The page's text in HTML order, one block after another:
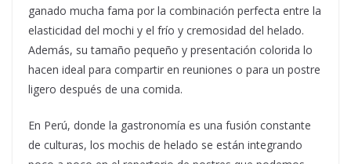
ganado mucha fama por la combinación perfecta entre la
elasticidad del mochi y el frío y cremosidad del helado.
Además, su tamaño pequeño y presentación colorida lo
hacen ideal para compartir en reuniones o para un postre
ligero después de una comida.
En Perú, donde la gastronomía es una fusión constante
de culturas, los mochis de helado se están integrando